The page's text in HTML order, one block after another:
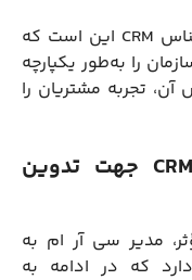
با این تفاسیر، مهم‌ترین وظیفه کارشناس CRM این است که
را به‌طور یکپارچه
تجربه مشتریان را
اطلاعات موردنیاز کارشناس CRM جهت تدوین
مدیر سی آر ام به
که در ادامه به